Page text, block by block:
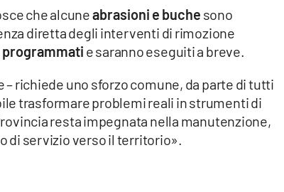
che alcuneabrasioni e buche sono
diretta degli interventi di rimozione
programmati e saranno eseguiti a breve.
richiede uno sforzo comune, da parte di tutti
trasformare problemi reali in strumenti di
resta impegnata nella manutenzione,
di servizio verso il territorio».